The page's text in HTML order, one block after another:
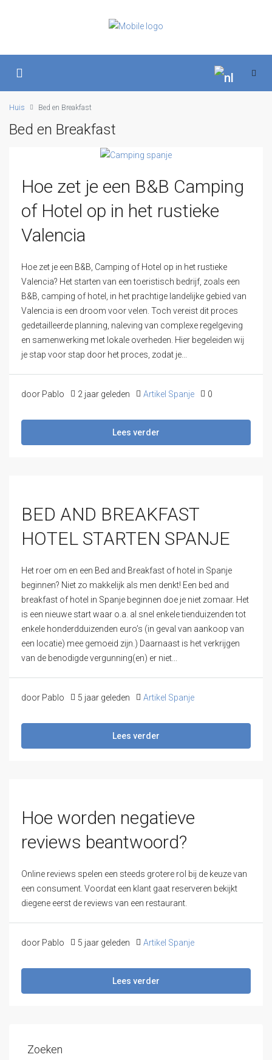
Huis Bed en Breakfast
Bed en Breakfast
Hoe zet je een B&B Camping
of Hotel op in het rustieke
Valencia
Hoe zet je een B&B, Camping of Hotel op in het rustieke
Valencia? Het starten van een toeristisch bedrijf, zoals een
B&B, camping of hotel, in het prachtige landelijke gebied van
Valencia is een droom voor velen. Toch vereist dit proces
gedetailleerde planning, naleving van complexe regelgeving
en samenwerking met lokale overheden. Hier begeleiden wij
je stap voor stap door het proces, zodat je...
door Pablo 2 jaar geleden Artikel Spanje 0
Lees verder
BED AND BREAKFAST
HOTEL STARTEN SPANJE
Het roer om en een Bed and Breakfast of hotel in Spanje
beginnen? Niet zo makkelijk als men denkt! Een bed and
breakfast of hotel in Spanje beginnen doe je niet zomaar. Het
is een nieuwe start waar o.a. al snel enkele tienduizenden tot
enkele honderdduizenden euro’s (in geval van aankoop van
een locatie) mee gemoeid zijn.) Daarnaast is het verkrijgen
van de benodigde vergunning(en) er niet...
door Pablo 5 jaar geleden Artikel Spanje
Lees verder
Hoe worden negatieve
reviews beantwoord?
Online reviews spelen een steeds grotere rol bij de keuze van
een consument. Voordat een klant gaat reserveren bekijkt
diegene eerst de reviews van een restaurant.
door Pablo 5 jaar geleden Artikel Spanje
Lees verder
Zoeken